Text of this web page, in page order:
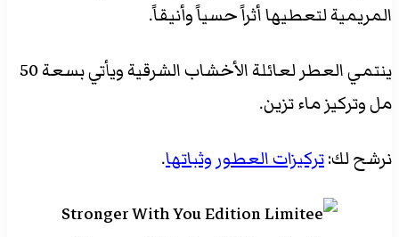
المريمية لتعطيها أثراً حسياً وأنيقاً.
ينتمي العطر لعائلة الأخشاب الشرقية ويأتي بسعة 50
مل وتركيز ماء تزين.
نرشح لك:تركيزات العطور وثباتها.